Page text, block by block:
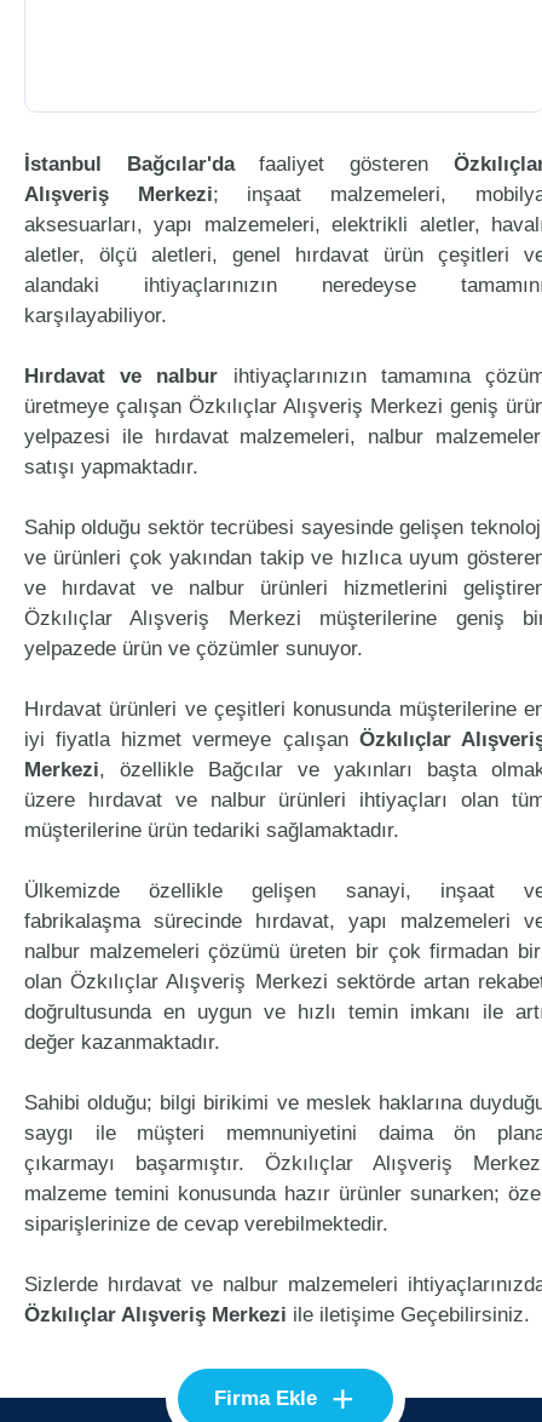
İstanbul Bağcılar'dafaaliyet gösteren
Alışveriş Merkezi; inşaat malzemeleri,
aksesuarları, yapı malzemeleri, elektrikli aletler,
aletler, ölçü aletleri, genel hırdavat ürün çeşitleri
alandaki ihtiyaçlarınızın neredeyse
karşılayabiliyor.
Hırdavat ve nalbur ihtiyaçlarınızın tamamına
üretmeye çalışan Özkılıçlar Alışveriş Merkezi geniş
yelpazesi ile hırdavat malzemeleri, nalbur
satışı yapmaktadır.
Sahip olduğu sektör tecrübesi sayesinde gelişen
ve ürünleri çok yakından takip ve hızlıca uyum
ve hırdavat ve nalbur ürünleri hizmetlerini
Özkılıçlar Alışveriş Merkezi müşterilerine geniş
yelpazede ürün ve çözümler sunuyor.
Hırdavat ürünleri ve çeşitleri konusunda müşterilerine
iyi fiyatla hizmet vermeye çalışan Özkılıçlar
Merkezi, özellikle Bağcılar ve yakınları başta
üzere hırdavat ve nalbur ürünleri ihtiyaçları olan
müşterilerine ürün tedariki sağlamaktadır.
Ülkemizde özellikle gelişen sanayi, inşaat
fabrikalaşma sürecinde hırdavat, yapı malzemeleri
nalbur malzemeleri çözümü üreten bir çok firmadan
olan Özkılıçlar Alışveriş Merkezi sektörde artan
doğrultusunda en uygun ve hızlı temin imkanı ile
değer kazanmaktadır.
Sahibi olduğu; bilgi birikimi ve meslek haklarına
saygı ile müşteri memnuniyetini daima ön
çıkarmayı başarmıştır. Özkılıçlar Alışveriş
malzeme temini konusunda hazır ürünler sunarken;
siparişlerinize de cevap verebilmektedir.
Sizlerde hırdavat ve nalbur malzemeleri
Özkılıçlar Alışveriş Merkezi ile iletişime Geçebilirsiniz.
Firma Ekle +